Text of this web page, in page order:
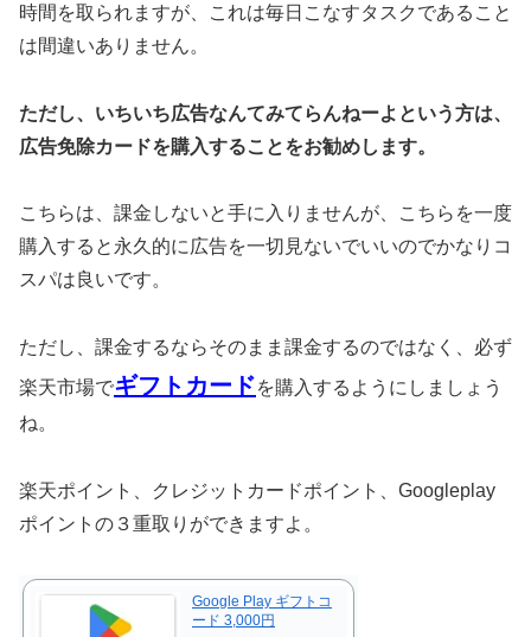
時間を取られますが、これは毎日こなすタスクであること
は間違いありません。
ただし、いちいち広告なんてみてらんねーよという方は、
広告免除カードを購入することをお勧めします。
こちらは、課金しないと手に入りませんが、こちらを一度
購入すると永久的に広告を一切見ないでいいのでかなりコ
スパは良いです。
ただし、課金するならそのまま課金するのではなく、必ず
楽天市場でギフトカードを購入するようにしましょう
ね。
楽天ポイント、クレジットカードポイント、Googleplay
ポイントの３重取りができますよ。
Google Play ギフトコ
ード 3,000円